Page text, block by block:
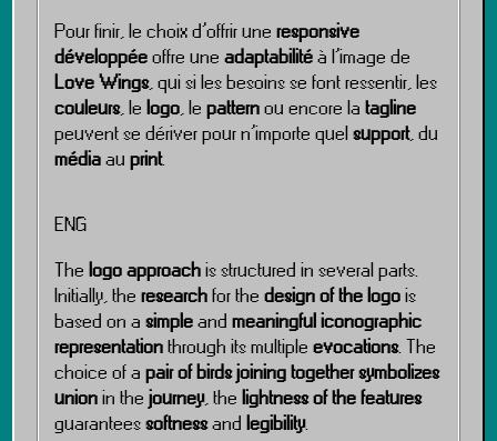
Pour finir, le choix d’offrir uneresponsive
développéeoffre uneadaptabilitéà l’image de
Love Wings, qui si les besoins se font ressentir, les
couleurs, lelogo, lepatternou encore latagline
peuvent se dériver pour n’importe quelsupport, du
médiaauprint.
ENG
Thelogo approachis structured in several parts.
Initially, theresearchfor thedesign of the logois
based on asimpleandmeaningful iconographic
representationthrough its multipleevocations. The
choice of apair of birds joining togethersymbolizes
unionin thejourney, thelightness of the features
guaranteessoftnessandlegibility.